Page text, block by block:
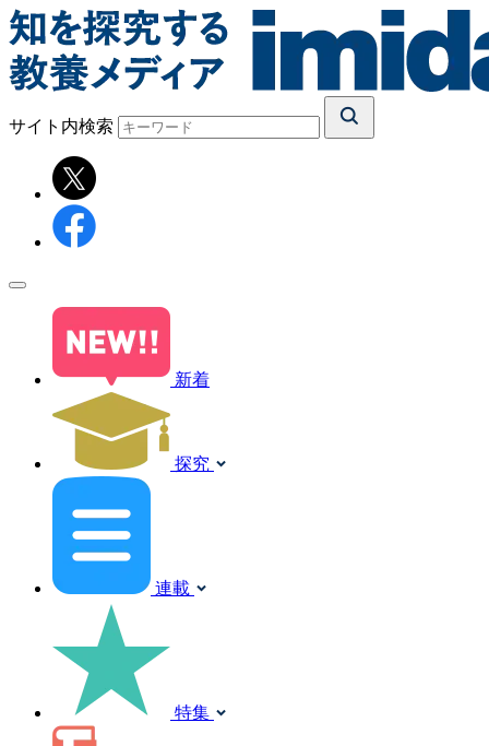
サイト内検索
新着
探究
連載
特集